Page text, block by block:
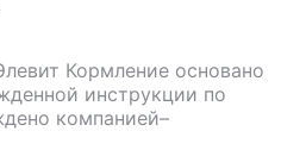
Кормление основано
инструкции по
компанией–